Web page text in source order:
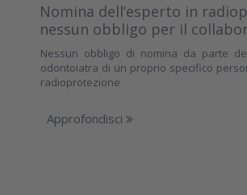
Nomina dell’esperto in
nessun obbligo per il
Nessun obbligo di nomina da parte
odontoiatra di un proprio specifico
radioprotezione
Approfondisci